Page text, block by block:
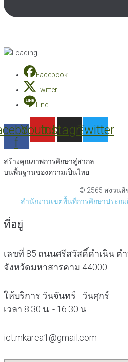
Facebook
Twitter
Line
f
Youtube
Instagram
Twitter
สร้างคุณภาพการศึกษาสู่สากล
บนพื้นฐานของความเป็นไทย
© 2565 สงวน
สำนักงานเขตพื้นที่การศึกษาประถม
ที่อยู่
เลขที่ 85 ถนนศรีสวัสดิ์ดำเนิน ต
จังหวัดมหาสารคาม 44000
ให้บริการ วันจันทร์ - วันศุกร์
เวลา 8.30 น. - 16.30 น.
ict.mkarea1@gmail.com